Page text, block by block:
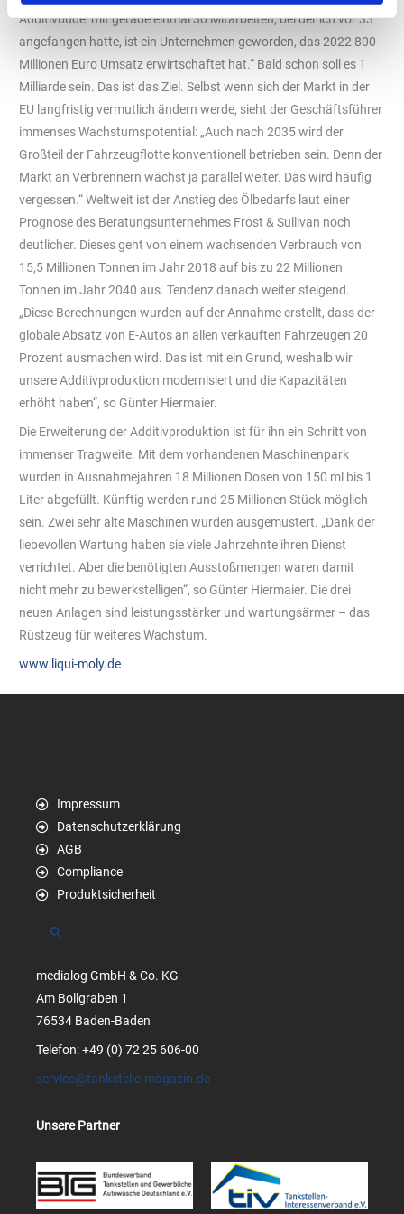
Additivbude‘ mit gerade einmal 30 Mitarbeiten, bei der ich vor 33
angefangen hatte, ist ein Unternehmen geworden, das 2022 800
Millionen Euro Umsatz erwirtschaftet hat.“ Bald schon soll es 1
Milliarde sein. Das ist das Ziel. Selbst wenn sich der Markt in der
EU langfristig vermutlich ändern werde, sieht der Geschäftsführer
immenses Wachstumspotential: „Auch nach 2035 wird der
Großteil der Fahrzeugflotte konventionell betrieben sein. Denn der
Markt an Verbrennern wächst ja parallel weiter. Das wird häufig
vergessen.“ Weltweit ist der Anstieg des Ölbedarfs laut einer
Prognose des Beratungsunternehmes Frost & Sullivan noch
deutlicher. Dieses geht von einem wachsenden Verbrauch von
15,5 Millionen Tonnen im Jahr 2018 auf bis zu 22 Millionen
Tonnen im Jahr 2040 aus. Tendenz danach weiter steigend.
„Diese Berechnungen wurden auf der Annahme erstellt, dass der
globale Absatz von E-Autos an allen verkauften Fahrzeugen 20
Prozent ausmachen wird. Das ist mit ein Grund, weshalb wir
unsere Additivproduktion modernisiert und die Kapazitäten
erhöht haben“, so Günter Hiermaier.
Die Erweiterung der Additivproduktion ist für ihn ein Schritt von
immenser Tragweite. Mit dem vorhandenen Maschinenpark
wurden in Ausnahmejahren 18 Millionen Dosen von 150 ml bis 1
Liter abgefüllt. Künftig werden rund 25 Millionen Stück möglich
sein. Zwei sehr alte Maschinen wurden ausgemustert. „Dank der
liebevollen Wartung haben sie viele Jahrzehnte ihren Dienst
verrichtet. Aber die benötigten Ausstoßmengen waren damit
nicht mehr zu bewerkstelligen“, so Günter Hiermaier. Die drei
neuen Anlagen sind leistungsstärker und wartungsärmer – das
Rüstzeug für weiteres Wachstum.
www.liqui-moly.de
Impressum
Datenschutzerklärung
AGB
Compliance
Produktsicherheit
Suchen
medialog GmbH & Co. KG
Am Bollgraben 1
76534 Baden-Baden
Telefon: +49 (0) 72 25 606-00
service@tankstelle-magazin.de
Unsere Partner